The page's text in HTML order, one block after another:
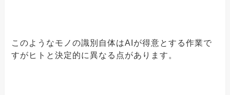
このようなモノの識別自体はAIが得意とする作業で
すがヒトと決定的に異なる点があります。